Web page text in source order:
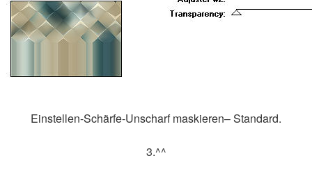
Einstellen-Schärfe-Unscharf maskieren– Standard.
3.^^